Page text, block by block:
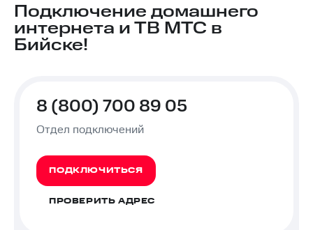
Подключение домашнего
интернета и ТВ МТС в
Бийске!
8 (800) 700 89 05
Отдел подключений
ПОДКЛЮЧИТЬСЯ
ПРОВЕРИТЬ АДРЕС